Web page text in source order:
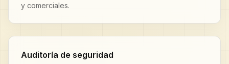
y comerciales.
Auditoría de seguridad